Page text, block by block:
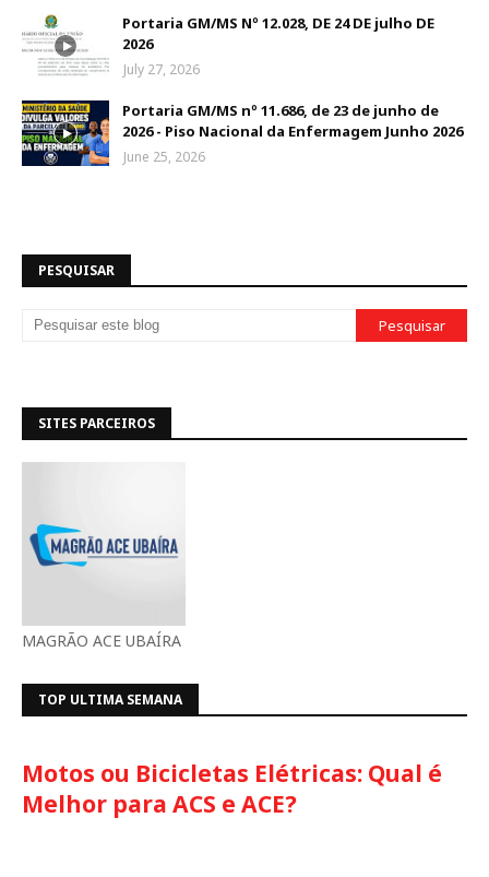
Portaria GM/MS Nº 12.028, DE 24 DE julho DE
2026
July 27, 2026
Portaria GM/MS nº 11.686, de 23 de junho de
2026 - Piso Nacional da Enfermagem Junho 2026
June 25, 2026
PESQUISAR
SITES PARCEIROS
MAGRÃO ACE UBAÍRA
TOP ULTIMA SEMANA
Motos ou Bicicletas Elétricas: Qual é
Melhor para ACS e ACE?